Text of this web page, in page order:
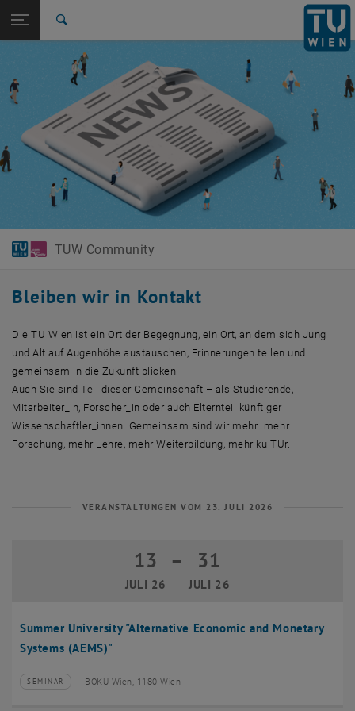
TU Login
Quicklinks
Quicklinks-Menü umschalten
Studium
International
Karriere
Zur 1. Menü Ebene
TUW Community
Zurück: Subseiten von TUW Community auflisten
Zurück zur letzten Ebene:
TUW Community
News & Events
TUW Community
Bleiben wir in Kontakt
Die TU Wien ist ein Ort der Begegnung, ein Ort, an dem sich Jung
und Alt auf Augenhöhe austauschen, Erinnerungen teilen und
gemeinsam in die Zukunft blicken.
Auch Sie sind Teil dieser Gemeinschaft – als Studierende,
Mitarbeiter_in, Forscher_in oder auch Elternteil künftiger
Wissenschaftler_innen. Gemeinsam sind wir mehr…mehr
Forschung, mehr Lehre, mehr Weiterbildung, mehr kulTUr.
VERANSTALTUNGEN VOM 23. JULI 2026
Summer University "Alternative Economic and Monetary
Systems (AEMS)"
13
JULI 26
13 Juli 2026 bis 31 Juli 2026
– 31
JULI 26
Veranstaltungstyp:
SEMINAR
Veranstaltungsort:BOKU Wien, 1180 Wien